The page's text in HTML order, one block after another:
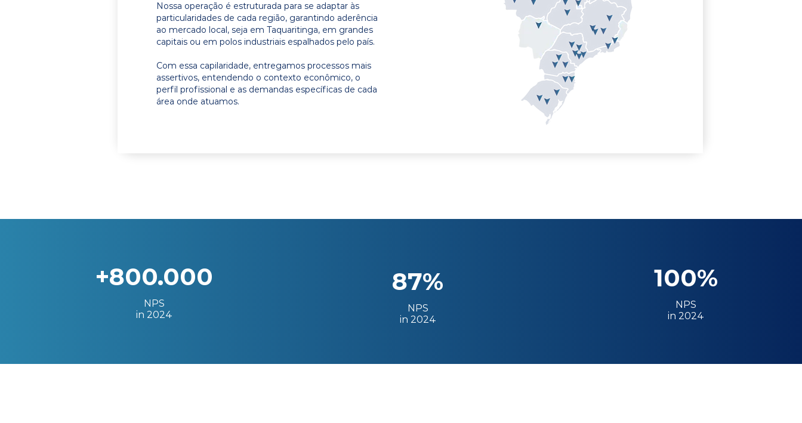
Nossa operação é estruturada para se adaptar às
particularidades de cada região, garantindo aderência
ao mercado local, seja em Taquaritinga, em grandes
capitais ou em polos industriais espalhados pelo país.
Com essa capilaridade, entregamos processos mais
assertivos, entendendo o contexto econômico, o
perfil profissional e as demandas específicas de cada
área onde atuamos.
+800.000
NPS
in 2024
87%
NPS
in 2024
100%
NPS
in 2024